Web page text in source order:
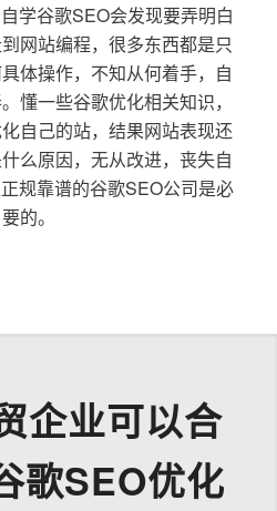
学谷歌SEO会发现要弄明白
网站编程，很多东西都是只
体操作，不知从何着手，自
懂一些谷歌优化相关知识，
自己的站，结果网站表现还
么原因，无从改进，丧失自
规靠谱的谷歌SEO公司是必
要的。
企业可以合
歌SEO优化